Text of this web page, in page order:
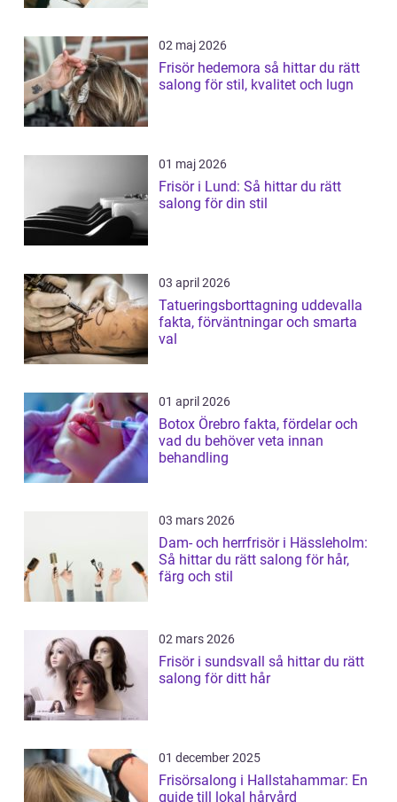
02 maj 2026
Frisör hedemora så hittar du rätt
salong för stil, kvalitet och lugn
01 maj 2026
Frisör i Lund: Så hittar du rätt
salong för din stil
03 april 2026
Tatueringsborttagning uddevalla
fakta, förväntningar och smarta
val
01 april 2026
Botox Örebro fakta, fördelar och
vad du behöver veta innan
behandling
03 mars 2026
Dam- och herrfrisör i Hässleholm:
Så hittar du rätt salong för hår,
färg och stil
02 mars 2026
Frisör i sundsvall så hittar du rätt
salong för ditt hår
01 december 2025
Frisörsalong i Hallstahammar: En
guide till lokal hårvård